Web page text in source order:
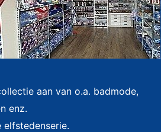
aan van o.a. badmode,
enz.